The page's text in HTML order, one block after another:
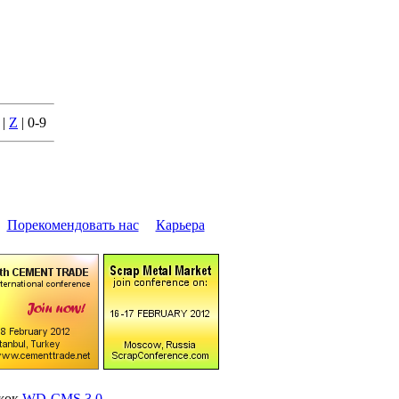
| Z | 0-9
Поpекомендовать нас| Каpьеpа